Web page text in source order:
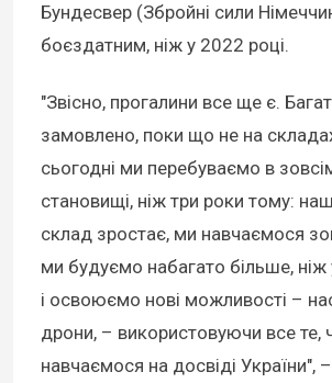
Бундесвер (Збройні сили
боєздатним, ніж у 2022 році.
"Звісно, прогалини все ще є.
замовлено, поки що не на
сьогодні ми перебуваємо в
становищі, ніж три роки тому:
склад зростає, ми навчаємося
ми будуємо набагато більше, ніж
і освоюємо нові можливості –
дрони, – використовуючи все те,
навчаємося на досвіді України",